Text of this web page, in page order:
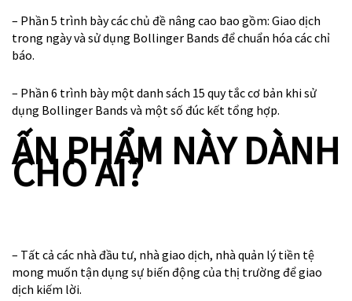
– Phần 5 trình bày các chủ đề nâng cao bao gồm: Giao dịch
trong ngày và sử dụng Bollinger Bands để chuẩn hóa các chỉ
báo.
– Phần 6 trình bày một danh sách 15 quy tắc cơ bản khi sử
dụng Bollinger Bands và một số đúc kết tổng hợp.
ẤN PHẨM NÀY DÀNH
CHO AI?
– Tất cả các nhà đầu tư, nhà giao dịch, nhà quản lý tiền tệ
mong muốn tận dụng sự biến động của thị trường để giao
dịch kiếm lời.